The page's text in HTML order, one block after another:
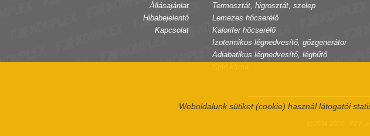
Weboldalunk sütiket (cookie) használ látogatói
Állásajánlat
Hibabejelentő
Kapcsolat
Termosztát, higrosztát, szelep
Lemezes hőcserélő
Kalorifer hőcserélő
Izotermikus légnedvesítő, gőzgenerátor
Adiabatikus légnedvesítő, léghűtő